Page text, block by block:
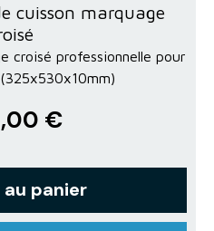
cuisson marquage
croisé professionnelle pour
€
panier